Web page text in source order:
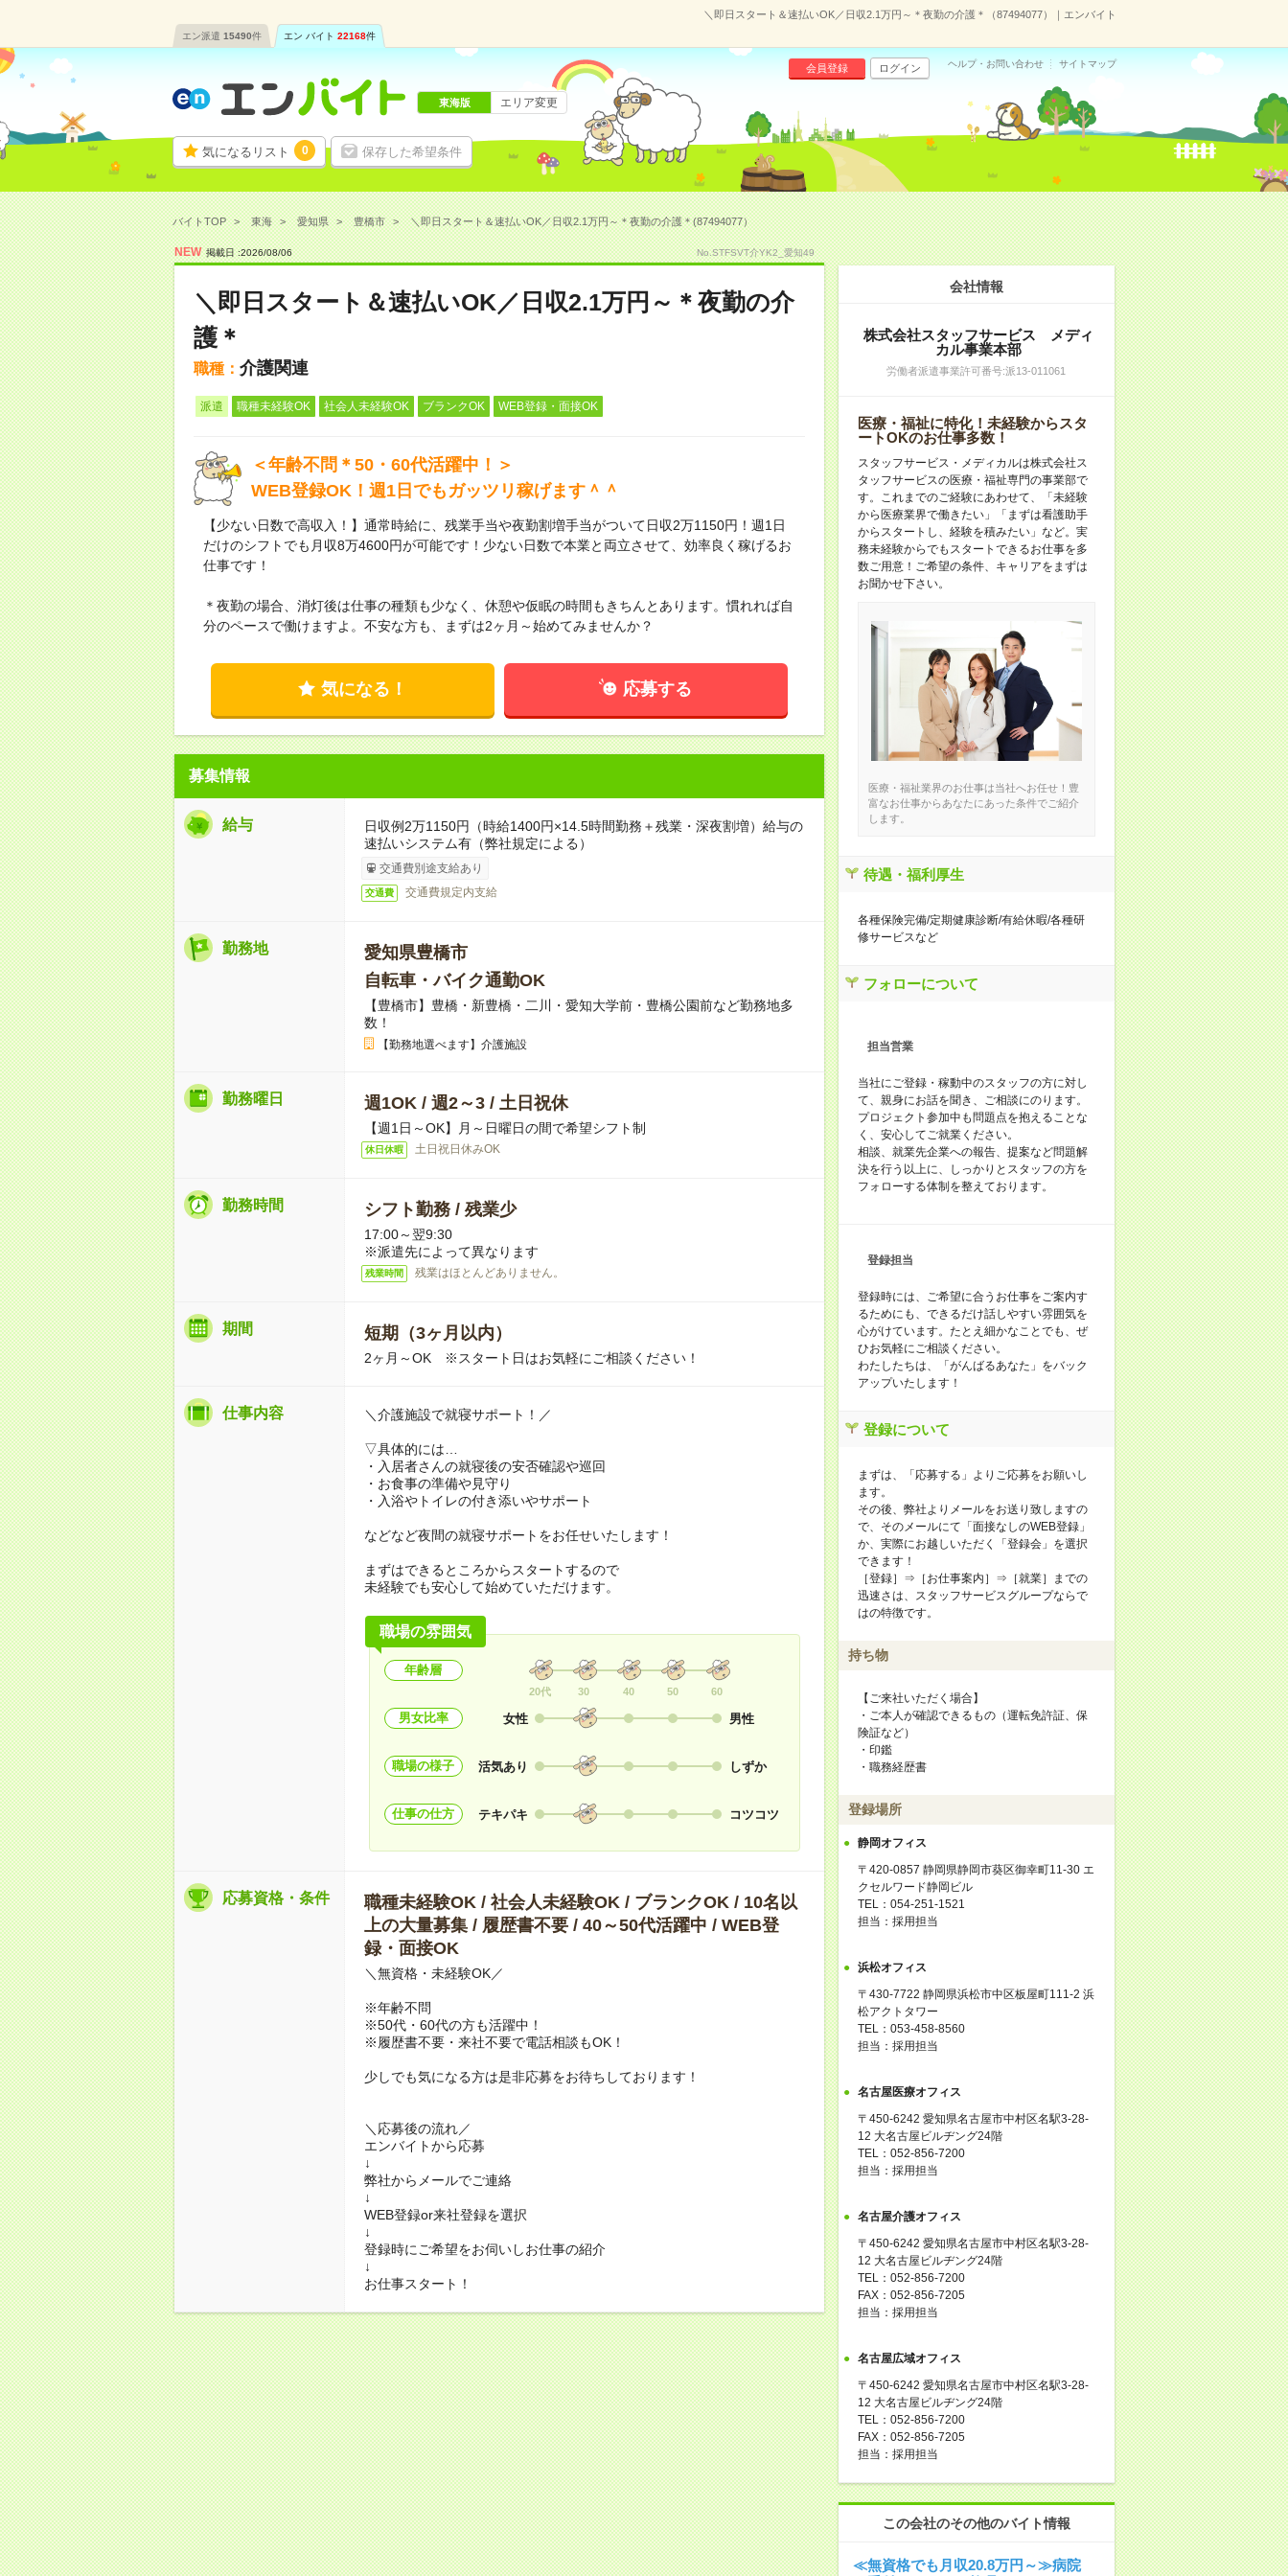
＼即日スタート＆速払いOK／日収2.1万円～＊夜勤の介護＊（87494077）｜エンバイト
エン派遣 15490件 エン バイト 22168件
気になるリスト 0 保存した希望条件
会員登録 ログイン ヘルプ・お問い合わせ サイトマップ
東海版 エリア変更
バイトTOP 東海 愛知県 豊橋市 ＼即日スタート＆速払いOK／日収2.1万円～＊夜勤の介護＊(87494077）
NEW 掲載日 :2026/08/06 No.STFSVT介YK2_愛知49
＼即日スタート＆速払いOK／日収2.1万円～＊夜勤の介
護＊
職種： 介護関連
派遣 職種未経験OK 社会人未経験OK ブランクOK WEB登録・面接OK
＜年齢不問＊50・60代活躍中！＞
WEB登録OK！週1日でもガッツリ稼げます＾＾
【少ない日数で高収入！】通常時給に、残業手当や夜勤割増手当がついて日収2万1150円！週1日
だけのシフトでも月収8万4600円が可能です！少ない日数で本業と両立させて、効率良く稼げるお
仕事です！
＊夜勤の場合、消灯後は仕事の種類も少なく、休憩や仮眠の時間もきちんとあります。慣れれば自
分のペースで働けますよ。不安な方も、まずは2ヶ月～始めてみませんか？
気になる！ 応募する
募集情報
給与
日収例2万1150円（時給1400円×14.5時間勤務＋残業・深夜割増）給与の
速払いシステム有（弊社規定による）
交通費別途支給あり
交通費 交通費規定内支給
勤務地
愛知県豊橋市
自転車・バイク通勤OK
【豊橋市】豊橋・新豊橋・二川・愛知大学前・豊橋公園前など勤務地多
数！
【勤務地選べます】介護施設
勤務曜日 週1OK / 週2～3 / 土日祝休
【週1日～OK】月～日曜日の間で希望シフト制
休日休暇 土日祝日休みOK
勤務時間 シフト勤務 / 残業少
17:00～翌9:30
※派遣先によって異なります
残業時間 残業はほとんどありません。
期間 短期（3ヶ月以内）
2ヶ月～OK ※スタート日はお気軽にご相談ください！
仕事内容 ＼介護施設で就寝サポート！／
▽具体的には…
・入居者さんの就寝後の安否確認や巡回
・お食事の準備や見守り
・入浴やトイレの付き添いやサポート
などなど夜間の就寝サポートをお任せいたします！
まずはできるところからスタートするので
未経験でも安心して始めていただけます。
職場の雰囲気
年齢層
20代 30 40 50 60
男女比率 女性 男性
職場の様子 活気あり しずか
仕事の仕方 テキパキ コツコツ
応募資格・条件
職種未経験OK / 社会人未経験OK / ブランクOK / 10名以
上の大量募集 / 履歴書不要 / 40～50代活躍中 / WEB登
録・面接OK
＼無資格・未経験OK／
※年齢不問
※50代・60代の方も活躍中！
※履歴書不要・来社不要で電話相談もOK！
少しでも気になる方は是非応募をお待ちしております！
＼応募後の流れ／
エンバイトから応募
↓
弊社からメールでご連絡
↓
WEB登録or来社登録を選択
↓
登録時にご希望をお伺いしお仕事の紹介
↓
お仕事スタート！
会社情報
株式会社スタッフサービス メディ
カル事業本部
労働者派遣事業許可番号:派13-011061
医療・福祉に特化！未経験からスタ
ートOKのお仕事多数！
スタッフサービス・メディカルは株式会社ス
タッフサービスの医療・福祉専門の事業部で
す。これまでのご経験にあわせて、「未経験
から医療業界で働きたい」「まずは看護助手
からスタートし、経験を積みたい」など。実
務未経験からでもスタートできるお仕事を多
数ご用意！ご希望の条件、キャリアをまずは
お聞かせ下さい。
医療・福祉業界のお仕事は当社へお任せ！豊
富なお仕事からあなたにあった条件でご紹介
します。
待遇・福利厚生
各種保険完備/定期健康診断/有給休暇/各種研
修サービスなど
フォローについて
担当営業
当社にご登録・稼動中のスタッフの方に対し
て、親身にお話を聞き、ご相談にのります。
プロジェクト参加中も問題点を抱えることな
く、安心してご就業ください。
相談、就業先企業への報告、提案など問題解
決を行う以上に、しっかりとスタッフの方を
フォローする体制を整えております。
登録担当
登録時には、ご希望に合うお仕事をご案内す
るためにも、できるだけ話しやすい雰囲気を
心がけています。たとえ細かなことでも、ぜ
ひお気軽にご相談ください。
わたしたちは、「がんばるあなた」をバック
アップいたします！
登録について
まずは、「応募する」よりご応募をお願いし
ます。
その後、弊社よりメールをお送り致しますの
で、そのメールにて「面接なしのWEB登録」
か、実際にお越しいただく「登録会」を選択
できます！
［登録］⇒［お仕事案内］⇒［就業］までの
迅速さは、スタッフサービスグループならで
はの特徴です。
持ち物
【ご来社いただく場合】
・ご本人が確認できるもの（運転免許証、保
険証など）
・印鑑
・職務経歴書
登録場所
静岡オフィス
〒420-0857 静岡県静岡市葵区御幸町11-30 エ
クセルワード静岡ビル
TEL：054-251-1521
担当：採用担当
浜松オフィス
〒430-7722 静岡県浜松市中区板屋町111-2 浜
松アクトタワー
TEL：053-458-8560
担当：採用担当
名古屋医療オフィス
〒450-6242 愛知県名古屋市中村区名駅3-28-
12 大名古屋ビルヂング24階
TEL：052-856-7200
担当：採用担当
名古屋介護オフィス
〒450-6242 愛知県名古屋市中村区名駅3-28-
12 大名古屋ビルヂング24階
TEL：052-856-7200
FAX：052-856-7205
担当：採用担当
名古屋広域オフィス
〒450-6242 愛知県名古屋市中村区名駅3-28-
12 大名古屋ビルヂング24階
TEL：052-856-7200
FAX：052-856-7205
担当：採用担当
この会社のその他のバイト情報
≪無資格でも月収20.8万円～≫病院